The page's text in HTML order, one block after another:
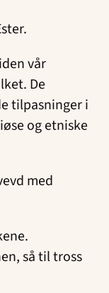
vår
De
tilpasninger i
og etniske
med
så til tross